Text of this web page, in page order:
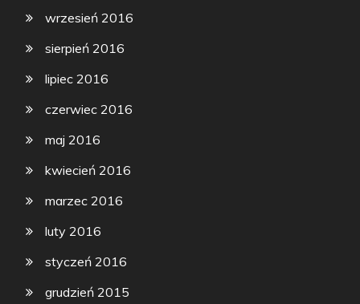
wrzesień 2016
sierpień 2016
lipiec 2016
czerwiec 2016
maj 2016
kwiecień 2016
marzec 2016
luty 2016
styczeń 2016
grudzień 2015